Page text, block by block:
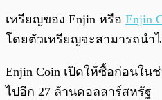
เหรียญของ Enjin หรือ Enjin
โดยตัวเหรียญจะสามารถนำ
Enjin Coin เปิดให้ซื้อก่อนใน
ไปอีก 27 ล้านดอลลาร์สหรัฐ